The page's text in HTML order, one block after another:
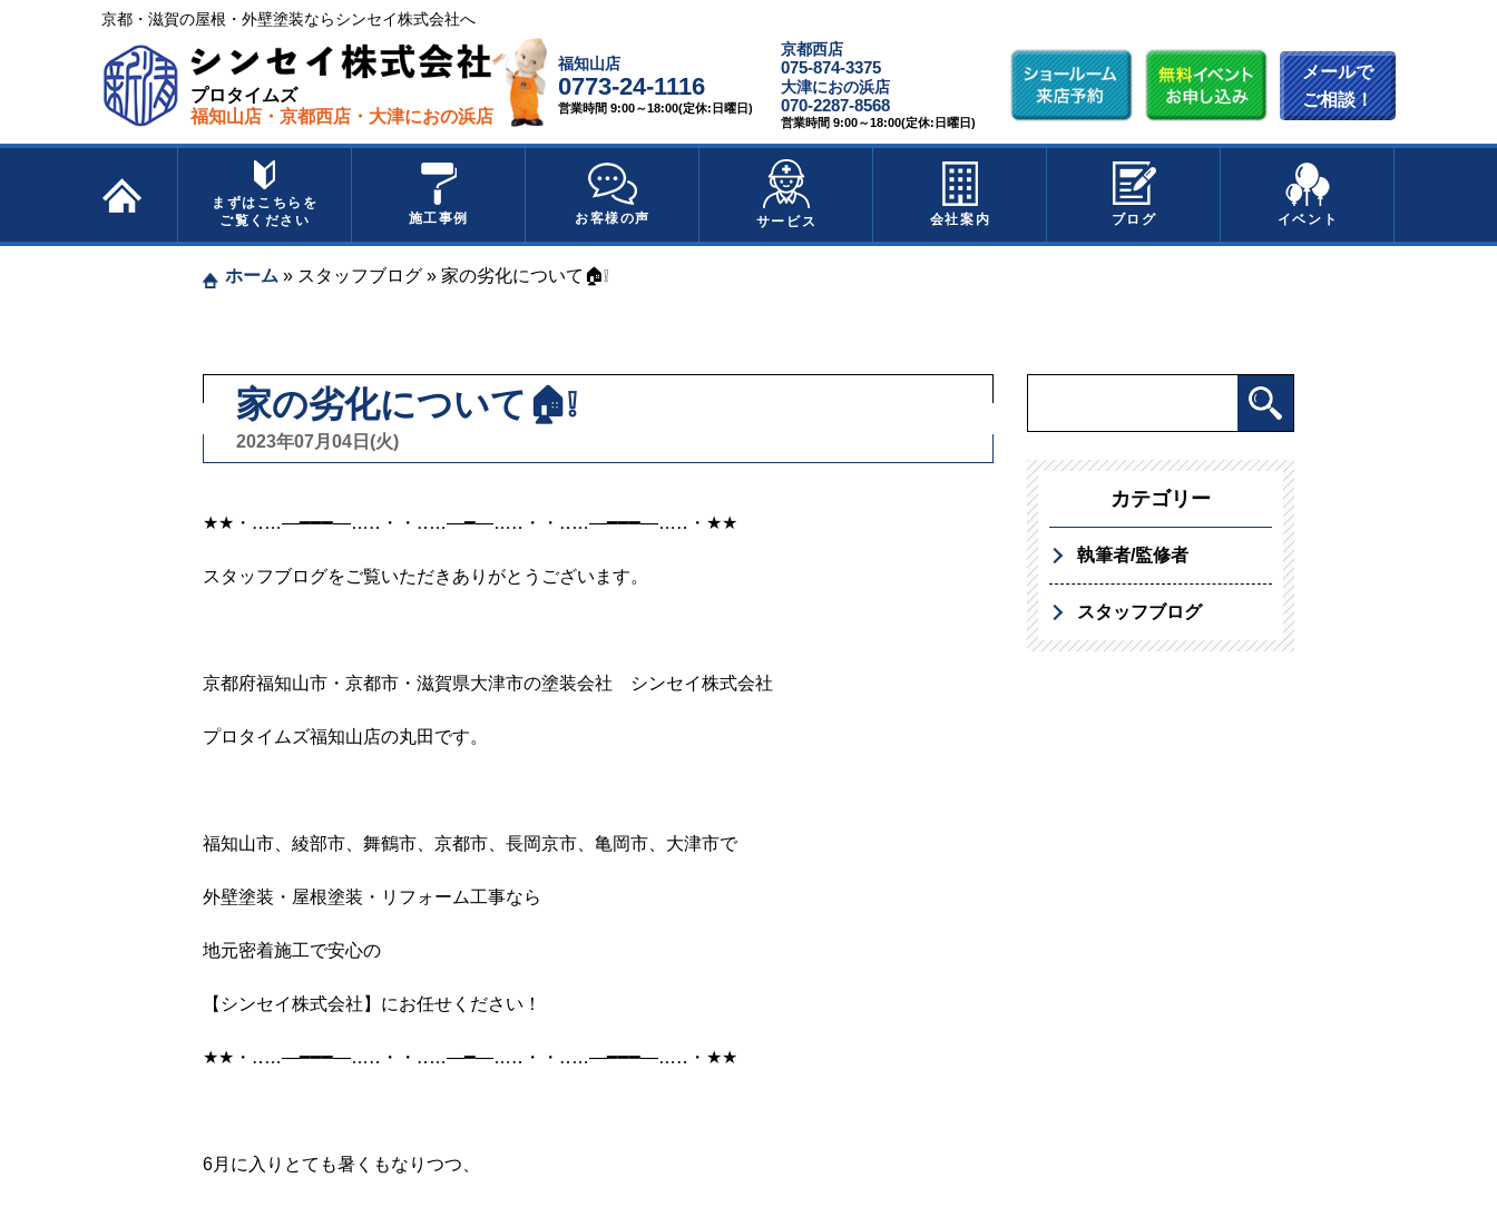
京都・滋賀の屋根・外壁塗装ならシンセイ株式会社へ​ ​
プロタイムズ
福知山店・京都西店・大津におの浜店
福知山店
0773-24-1116
営業時間 9:00～18:00(定休:日曜日)
京都西店
075-874-3375
大津におの浜店
070-2287-8568
営業時間 9:00～18:00(定休:日曜日)
メールで
ご相談！
まずはこちらを
ご覧ください
施工事例 お客様の声 サービス 会社案内 ブログ イベント
ホーム » スタッフブログ » 家の劣化について🏠❕
家の劣化について🏠❕
2023年07月04日(火)
★★・‥…―━━━―…‥・・‥…―━―…‥・・‥…―━━━―…‥・★★
スタッフブログをご覧いただきありがとうございます。
京都府福知山市・京都市・滋賀県大津市の塗装会社 シンセイ株式会社
プロタイムズ福知山店の丸田です。
福知山市、綾部市、舞鶴市、京都市、長岡京市、亀岡市、大津市で
外壁塗装・屋根塗装・リフォーム工事なら
地元密着施工で安心の
【シンセイ株式会社】にお任せください！
★★・‥…―━━━―…‥・・‥…―━―…‥・・‥…―━━━―…‥・★★
6月に入りとても暑くもなりつつ、
カテゴリー
執筆者/監修者
スタッフブログ